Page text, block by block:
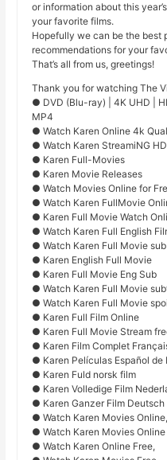
or information about this
your favorite films.
Hopefully we can be the best
recommendations for your
That’s all from us, greetings!
Thank you for watching The
● DVD (Blu-ray) | 4K UHD |
MP4
● Watch Karen Online 4k
● Watch Karen StreamiNG
● Karen Full-Movies
● Karen Movie Releases
● Watch Movies Online for
● Watch Karen FullMovie
● Karen Full Movie Watch
● Watch Karen Full English
● Watch Karen Full Movie
● Karen English Full Movie
● Karen Full Movie Eng Sub
● Watch Karen Full Movie
● Watch Karen Full Movie
● Karen Full Film Online
● Karen Full Movie Stream
● Karen Film Complet
● Karen Películas Español de
● Karen Fuld norsk film
● Karen Volledige Film
● Karen Ganzer Film Deutsch
● Watch Karen Movies Online,
● Watch Karen Movies Online
● Watch Karen Online Free,